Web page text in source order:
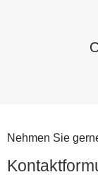
Nehmen Sie